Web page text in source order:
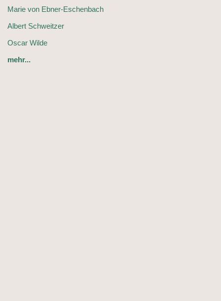
Marie von Ebner-Eschenbach
Albert Schweitzer
Oscar Wilde
mehr...